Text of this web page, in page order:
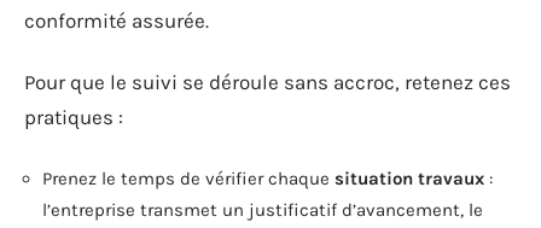
conformité assurée.
Pour que le suivi se déroule sans accroc, retenez ces
pratiques :
Prenez le temps de vérifier chaque situation travaux :
l’entreprise transmet un justificatif d’avancement, le